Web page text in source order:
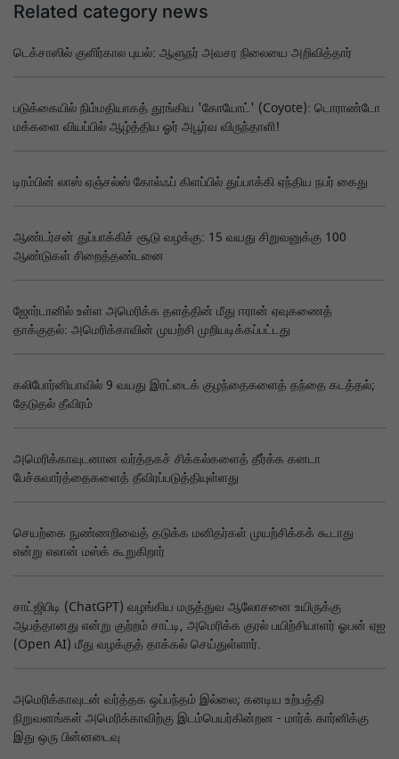
Related category news
டெக்சாஸில் குளிர்கால புயல்: ஆளுநர் அவசர நிலையை அறிவித்தார்
படுக்கையில் நிம்மதியாகத் தூங்கிய 'கோயோட்' (Coyote): டொராண்டோ
மக்களை வியப்பில் ஆழ்த்திய ஓர் அபூர்வ விருந்தாளி!
டிரம்பின் லாஸ் ஏஞ்சல்ஸ் கோல்ஃப் கிளப்பில் துப்பாக்கி ஏந்திய நபர் கைது
ஆண்டர்சன் துப்பாக்கிச் சூடு வழக்கு: 15 வயது சிறுவனுக்கு 100
ஆண்டுகள் சிறைத்தண்டனை
ஜோர்டானில் உள்ள அமெரிக்க தளத்தின் மீது ஈரான் ஏவுகணைத்
தாக்குதல்: அமெரிக்காவின் முயற்சி முறியடிக்கப்பட்டது
கலிபோர்னியாவில் 9 வயது இரட்டைக் குழந்தைகளைத் தந்தை கடத்தல்;
தேடுதல் தீவிரம்
அமெரிக்காவுடனான வர்த்தகச் சிக்கல்களைத் தீர்க்க கனடா
பேச்சுவார்த்தைகளைத் தீவிரப்படுத்தியுள்ளது
செயற்கை நுண்ணறிவைத் தடுக்க மனிதர்கள் முயற்சிக்கக் கூடாது
என்று எலான் மஸ்க் கூறுகிறார்
சாட்ஜிபிடி (ChatGPT) வழங்கிய மருத்துவ ஆலோசனை உயிருக்கு
ஆபத்தானது என்று குற்றம் சாட்டி, அமெரிக்க குரல் பயிற்சியாளர் ஓபன் ஏஐ
(Open AI) மீது வழக்குத் தாக்கல் செய்துள்ளார்.
அமெரிக்காவுடன் வர்த்தக ஒப்பந்தம் இல்லை; கனடிய உற்பத்தி
நிறுவனங்கள் அமெரிக்காவிற்கு இடம்பெயர்கின்றன - மார்க் கார்னிக்கு
இது ஒரு பின்னடைவு